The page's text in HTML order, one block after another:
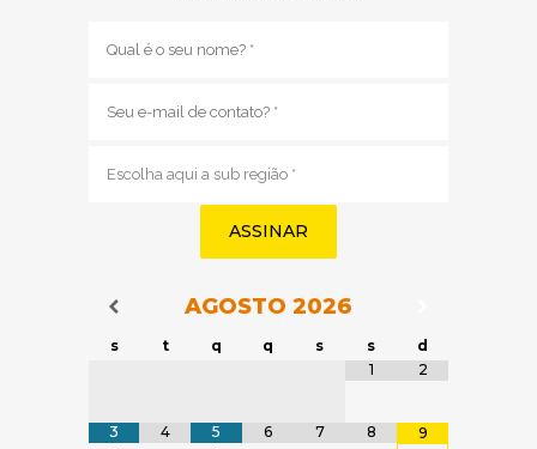
mail
região
Navegação do Calendário
AGOSTO 2026
s t q q s s
d
1
2
3
4
5
6 7 8 9